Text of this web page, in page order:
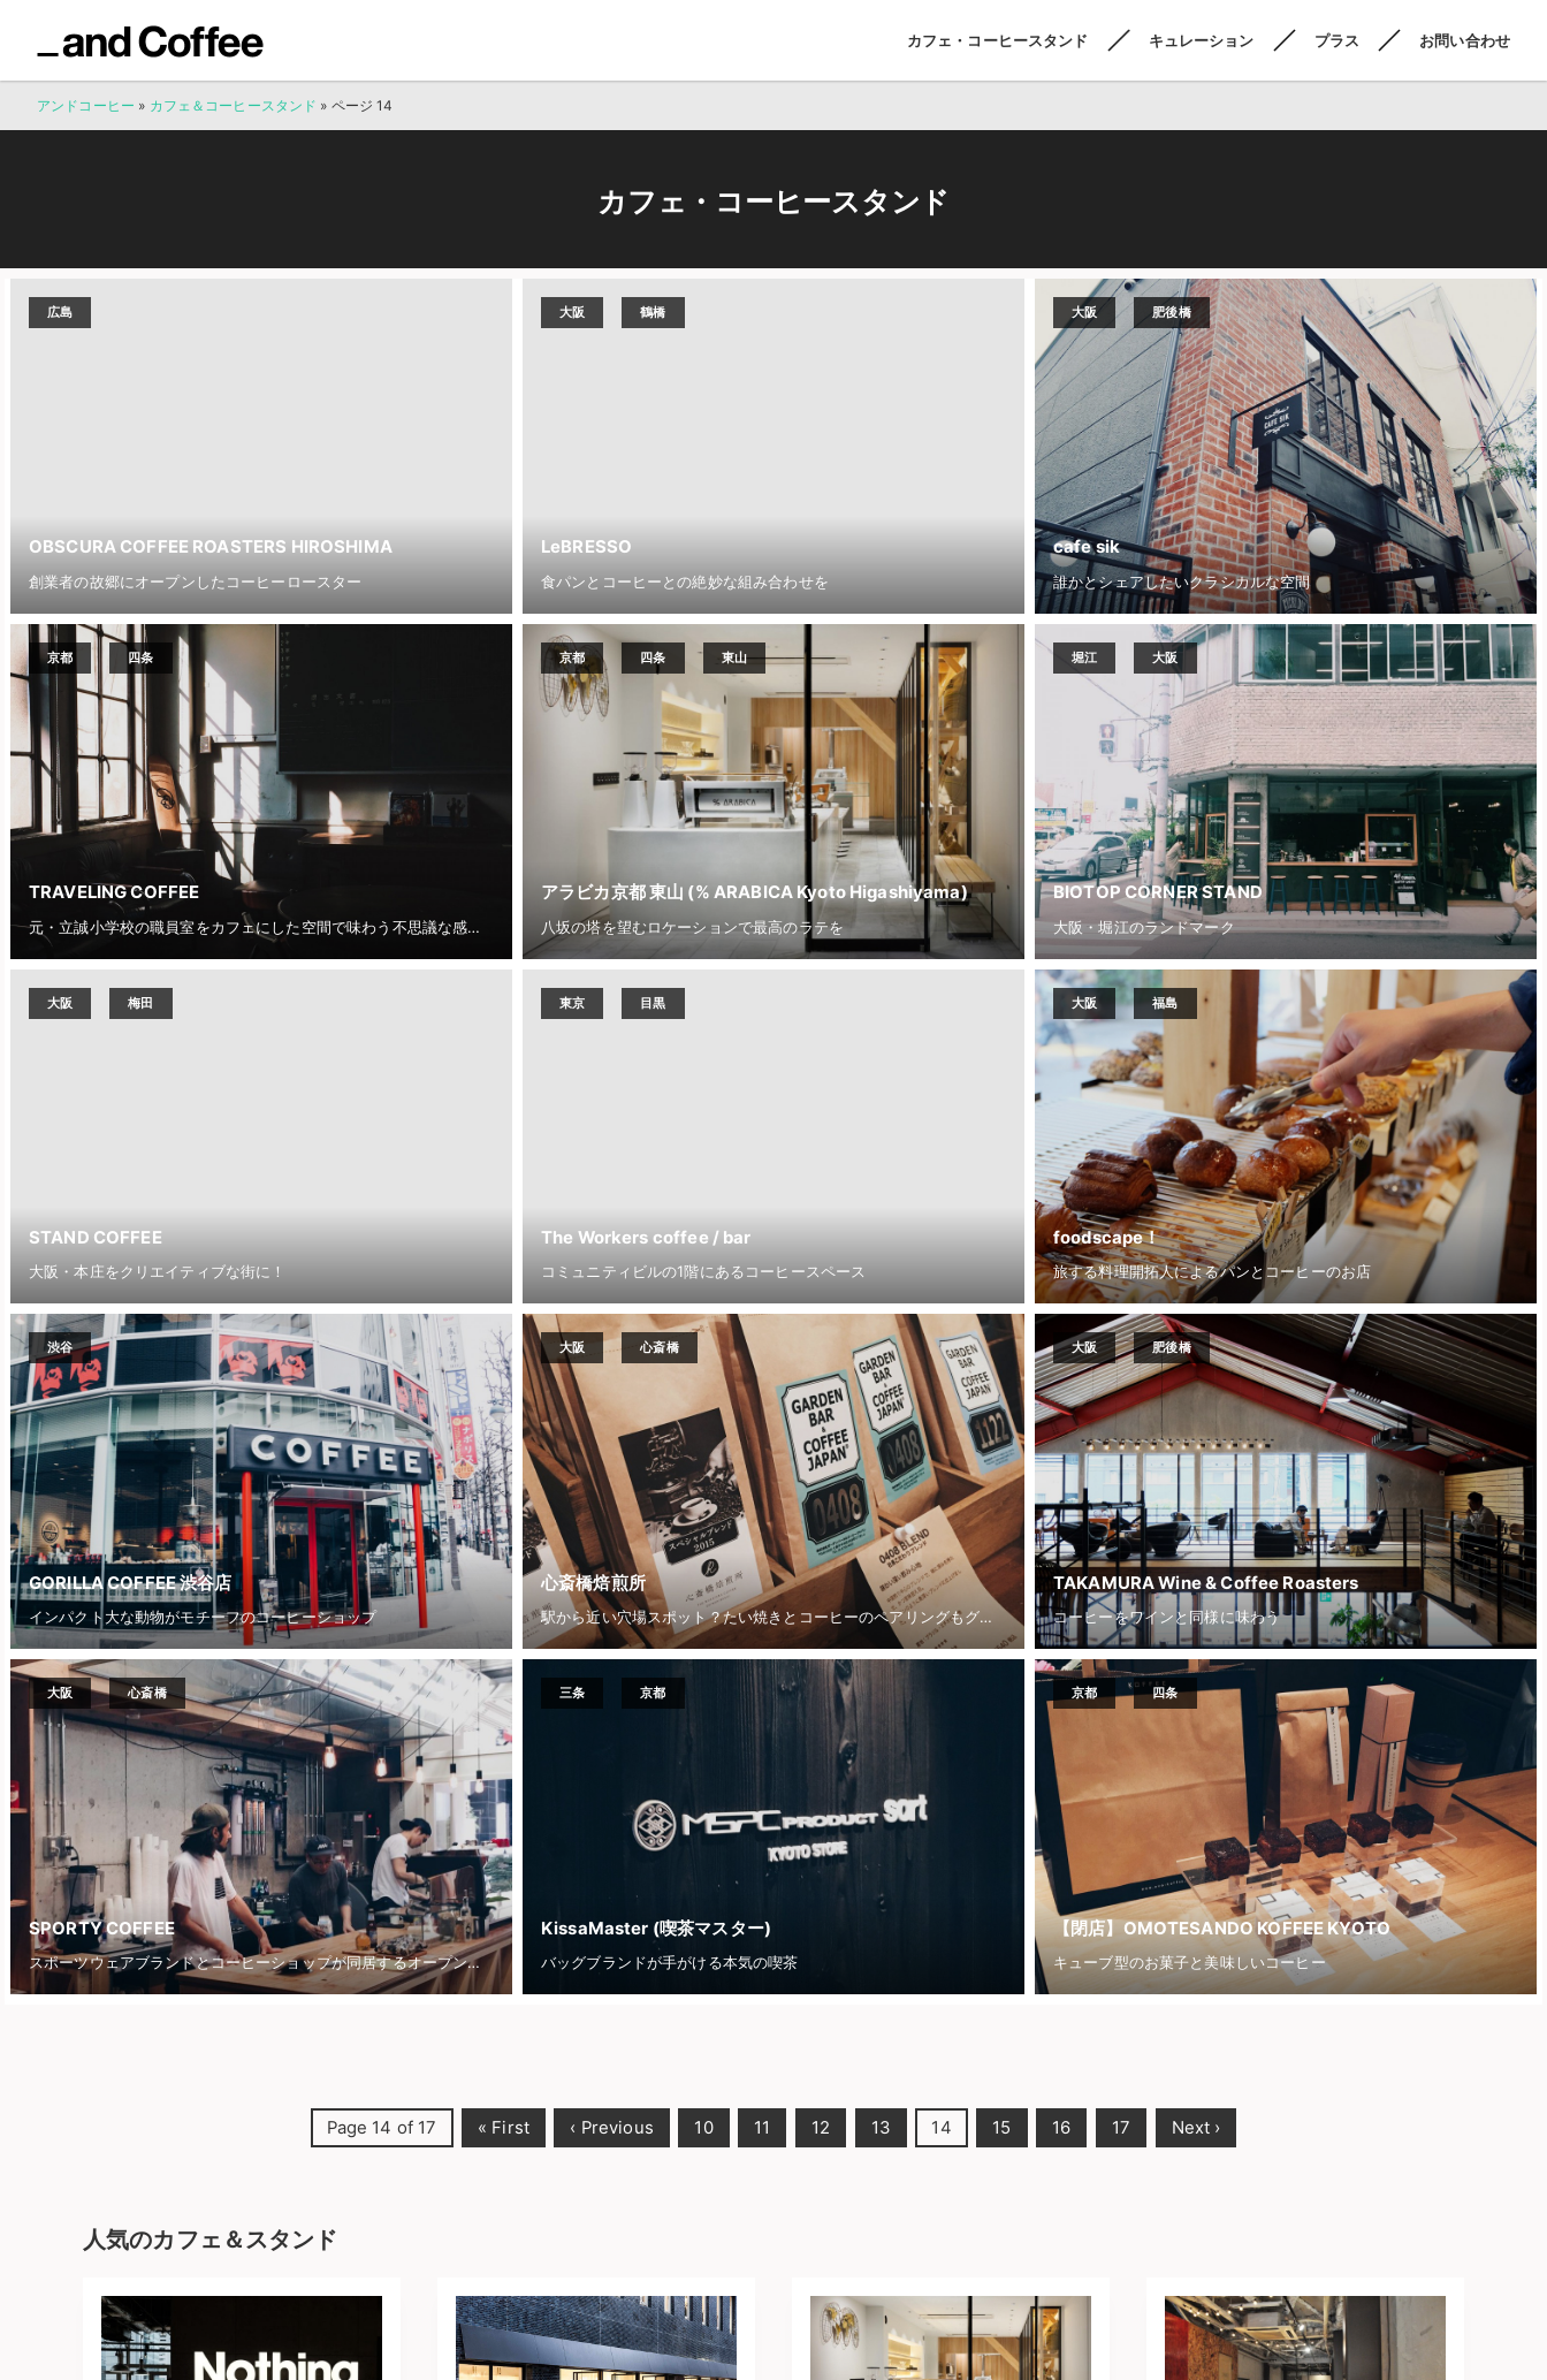
カフェ・コーヒースタンド キュレーション プラス お問い合わせ
アンドコーヒー » カフェ＆コーヒースタンド » ページ 14
カフェ・コーヒースタンド
広島
OBSCURA COFFEE ROASTERS HIROSHIMA
創業者の故郷にオープンしたコーヒーロースター
大阪 鶴橋
LeBRESSO
食パンとコーヒーとの絶妙な組み合わせを
大阪 肥後橋
cafe sik
誰かとシェアしたいクラシカルな空間
京都 四条
TRAVELING COFFEE
元・立誠小学校の職員室をカフェにした空間で味わう不思議な感覚と美味しいコーヒー
京都 四条 東山
アラビカ京都 東山 (% ARABICA Kyoto Higashiyama)
八坂の塔を望むロケーションで最高のラテを
堀江 大阪
BIOTOP CORNER STAND
大阪・堀江のランドマーク
大阪 梅田
STAND COFFEE
大阪・本庄をクリエイティブな街に！
東京 目黒
The Workers coffee / bar
コミュニティビルの1階にあるコーヒースペース
大阪 福島
foodscape！
旅する料理開拓人によるパンとコーヒーのお店
渋谷
GORILLA COFFEE 渋谷店
インパクト大な動物がモチーフのコーヒーショップ
大阪 心斎橋
心斎橋焙煎所
駅から近い穴場スポット？たい焼きとコーヒーのペアリングもグッドな心斎橋の隠れ家のようなロースター
大阪 肥後橋
TAKAMURA Wine & Coffee Roasters
コーヒーをワインと同様に味わう
大阪 心斎橋
SPORTY COFFEE
スポーツウェアブランドとコーヒーショップが同居するオープンな空間とコミュニティ
三条 京都
KissaMaster (喫茶マスター)
バッグブランドが手がける本気の喫茶
京都 四条
【閉店】OMOTESANDO KOFFEE KYOTO
キューブ型のお菓子と美味しいコーヒー
Page 14 of 17 « First ‹ Previous 10 11 12 13 14 15 16 17 Next ›
人気のカフェ＆スタンド